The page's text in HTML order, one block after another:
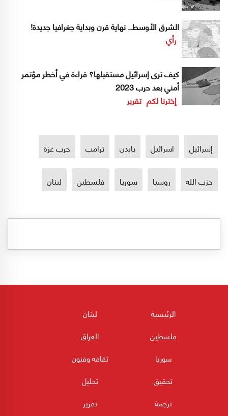
الشرق الأوسط.. نهاية قرن وبداية جغرافيا جديدة!
رأي
كيف ترى إسرائيل مستقبلها؟ قراءة في أخطر مؤتمر
أمني بعد حرب 2023
إخترنا لكم تقرير
إسرائيل اسرائيل بايدن ترامب حرب غزة
حزب الله روسيا سوريا فلسطين لبنان
الرئيسية
لبنان
فلسطين
العراق
سوريا
ثقافه وفنون
تحقيق
تحليل
ترجمة
تقرير